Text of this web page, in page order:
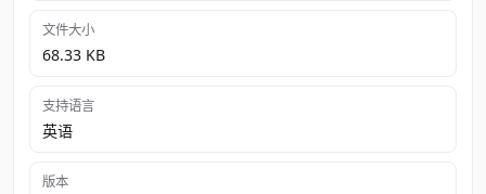
文件大小
68.33 KB
支持语言
英语
版本